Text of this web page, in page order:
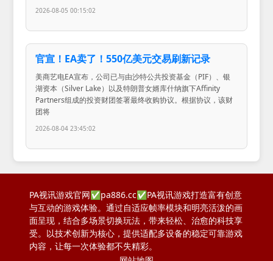
2026-08-05 00:15:02
官宣！EA卖了！550亿美元交易刷新记录
美商艺电EA宣布，公司已与由沙特公共投资基金（PIF）、银
湖资本（Silver Lake）以及特朗普女婿库什纳旗下Affinity
Partners组成的投资财团签署最终收购协议。根据协议，该财
团将
2026-08-04 23:45:02
PA视讯游戏官网✅pa886.cc✅PA视讯游戏打造富有创意
与互动的游戏体验。通过自适应帧率模块和明亮活泼的画
面呈现，结合多场景切换玩法，带来轻松、治愈的科技享
受。以技术创新为核心，提供适配多设备的稳定可靠游戏
内容，让每一次体验都不失精彩。